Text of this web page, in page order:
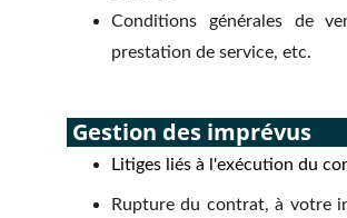
Conditions générales de
prestation de service, etc.
Gestion des imprévus
Litiges liés à l'exécution du
Rupture du contrat, à votre